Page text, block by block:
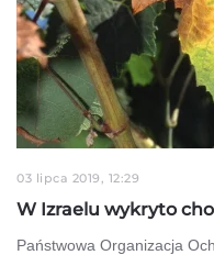
03 lipca 2019, 12:29
W Izraelu wykryto
Państwowa Organizacja